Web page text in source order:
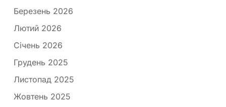
Березень 2026
Лютий 2026
Січень 2026
Грудень 2025
Листопад 2025
Жовтень 2025